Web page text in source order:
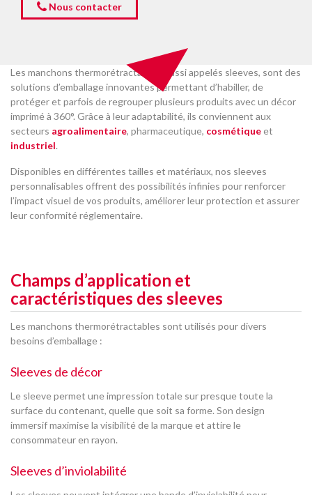
Nous contacter
Les manchons thermorétractables, aussi appelés sleeves, sont des
solutions d’emballage innovantes permettant d’habiller, de
protéger et parfois de regrouper plusieurs produits avec un décor
imprimé à 360°. Grâce à leur adaptabilité, ils conviennent aux
secteurs agroalimentaire, pharmaceutique, cosmétiqueet
industriel.
Disponibles en différentes tailles et matériaux, nos sleeves
personnalisables offrent des possibilités infinies pour renforcer
l’impact visuel de vos produits, améliorer leur protection et assurer
leur conformité réglementaire.
Champs d’application et
caractéristiques des sleeves
Les manchons thermorétractables sont utilisés pour divers
besoins d’emballage :
Sleeves de décor
Le sleeve permet une impression totale sur presque toute la
surface du contenant, quelle que soit sa forme. Son design
immersif maximise la visibilité de la marque et attire le
consommateur en rayon.
Sleeves d’inviolabilité